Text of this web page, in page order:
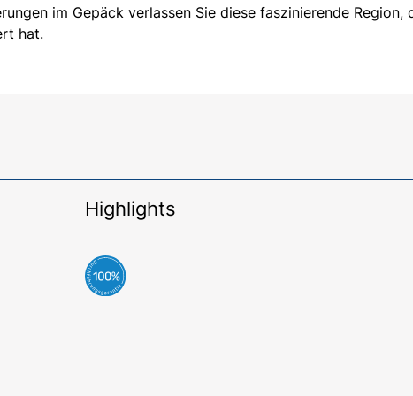
im Gepäck verlassen Sie diese faszinierende Region,
hat.
Highlights